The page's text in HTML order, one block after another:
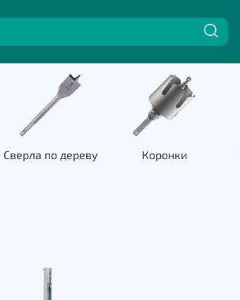
Сверла по дереву Коронки